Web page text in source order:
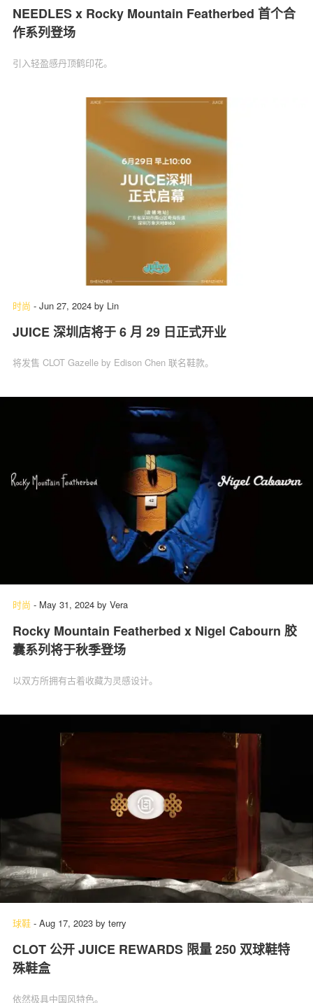
NEEDLES x Rocky Mountain Featherbed 首个合
作系列登场
引入轻盈感丹顶鹤印花。
时尚 - Jun 27, 2024 by Lin
JUICE 深圳店将于 6 月 29 日正式开业
将发售 CLOT Gazelle by Edison Chen 联名鞋款。
时尚 - May 31, 2024 by Vera
Rocky Mountain Featherbed x Nigel Cabourn 胶
囊系列将于秋季登场
以双方所拥有古着收藏为灵感设计。
球鞋 - Aug 17, 2023 by terry
CLOT 公开 JUICE REWARDS 限量 250 双球鞋特
殊鞋盒
依然极具中国风特色。